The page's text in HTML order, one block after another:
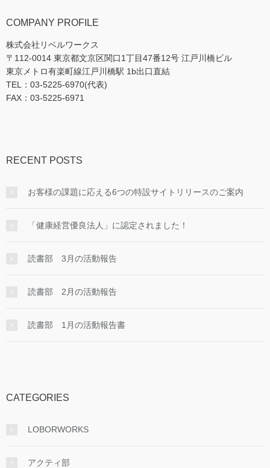
COMPANY PROFILE
株式会社リベルワークス
〒112-0014 東京都文京区関口1丁目47番12号 江戸川橋ビル
東京メトロ有楽町線江戸川橋駅 1b出口直結
TEL：03-5225-6970(代表)
FAX：03-5225-6971
RECENT POSTS
お客様の課題に応える6つの特設サイトリリースのご案内
「健康経営優良法人」に認定されました！
読書部 3月の活動報告
読書部 2月の活動報告
読書部 1月の活動報告書
CATEGORIES
LOBORWORKS
アクティ部